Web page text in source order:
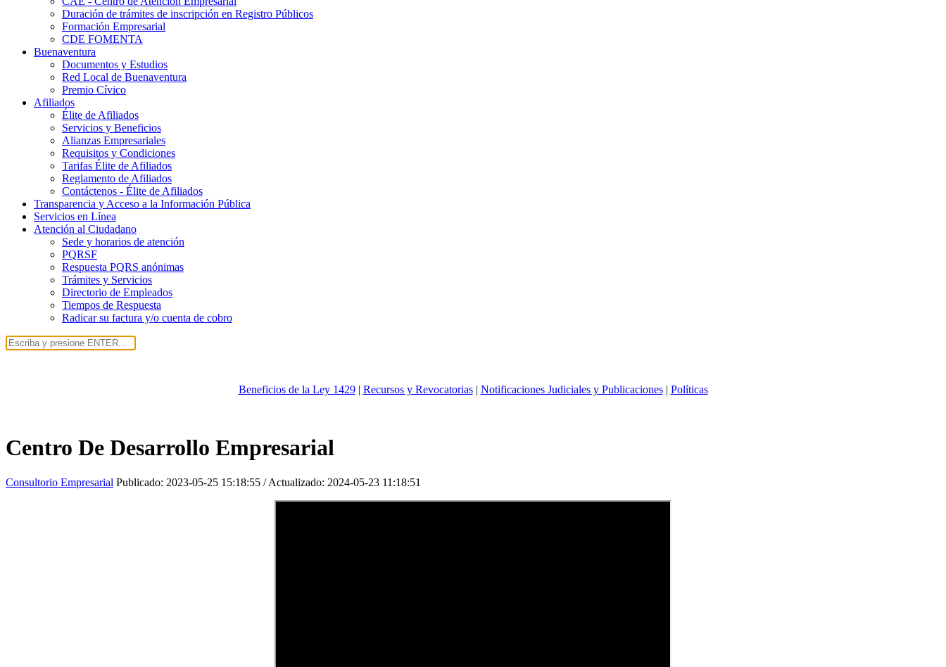
Duración de trámites de inscripción en Registro Públicos
Formación Empresarial
CDE FOMENTA
Buenaventura
Documentos y Estudios
Red Local de Buenaventura
Premio Cívico
Afiliados
Élite de Afiliados
Servicios y Beneficios
Alianzas Empresariales
Requisitos y Condiciones
Tarifas Élite de Afiliados
Reglamento de Afiliados
Contáctenos - Élite de Afiliados
Transparencia y Acceso a la Información Pública
Servicios en Línea
Atención al Ciudadano
Sede y horarios de atención
PQRSF
Respuesta PQRS anónimas
Trámites y Servicios
Directorio de Empleados
Tiempos de Respuesta
Radicar su factura y/o cuenta de cobro
Beneficios de la Ley 1429| Recursos y Revocatorias| Notificaciones Judiciales y Publicaciones| Políticas
Centro De Desarrollo Empresarial
Consultorio Empresarial Publicado: 2023-05-25 15:18:55 / Actualizado: 2024-05-23 11:18:51